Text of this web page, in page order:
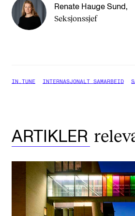
Renate Hauge Sund ,
Seksjonssjef
IN.TUNE INTERNASJONALT SAMARBEID
ARTIKLER